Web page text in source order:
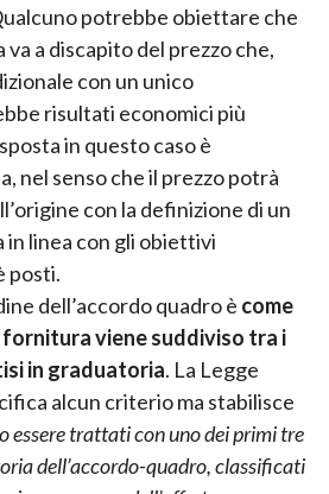
potrebbe obiettare che
a discapito del prezzo che,
con un unico
risultati economici più
in questo caso è
nel senso che il prezzo potrà
con la definizione di un
in linea con gli obiettivi
posti.
dell’accordo quadro è come
viene suddiviso tra i
in graduatoria. La Legge
alcun criterio ma stabilisce
essere trattati con uno dei primi tre
dell’accordo-quadro, classificati